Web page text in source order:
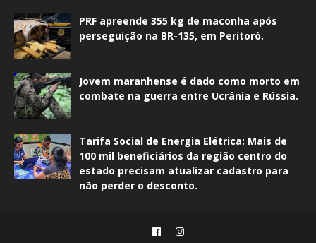
PRF apreende 355 kg de maconha após
perseguição na BR-135, em Peritoró.
Jovem maranhense é dado como morto em
combate na guerra entre Ucrânia e Rússia.
Tarifa Social de Energia Elétrica: Mais de
100 mil beneficiários da região centro do
estado precisam atualizar cadastro para
não perder o desconto.